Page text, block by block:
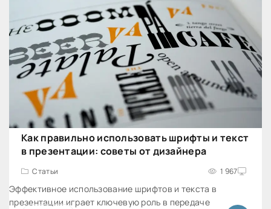
Как правильно использовать шрифты и текст
в презентации: советы от дизайнера
Статьи 1 967
Эффективное использование шрифтов и текста в
презентации играет ключевую роль в передаче